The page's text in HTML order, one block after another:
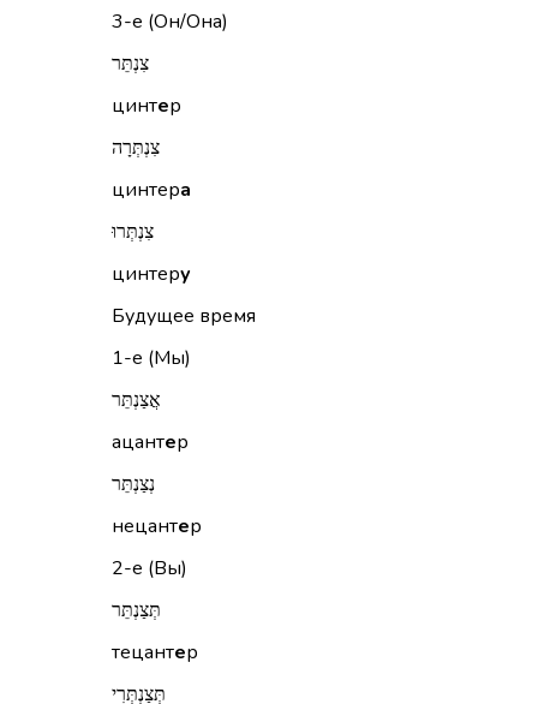
3-е (Он/Она)
צִנְתֵּר
цинтер
צִנְתְּרָה
цинтера
צִנְתְּרוּ
цинтеру
Будущее время
1-е (Мы)
אֲצַנְתֵּר
ацантер
נְצַנְתֵּר
нецантер
2-е (Вы)
תְּצַנְתֵּר
тецантер
תְּצַנְתְּרִי